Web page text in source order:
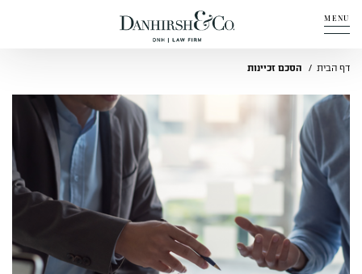
MENU
תחומי פעילות
מדיה
מבין לקוחותינו
שאלות ותשובות
דף הבית הסכם זכיינות